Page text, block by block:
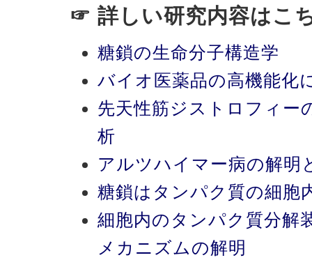
☞ 詳しい研究内容はこ
糖鎖の生命分子構造学
バイオ医薬品の高機能化
先天性筋ジストロフィー
析
アルツハイマー病の解明
糖鎖はタンパク質の細胞
細胞内のタンパク質分解
メカニズムの解明